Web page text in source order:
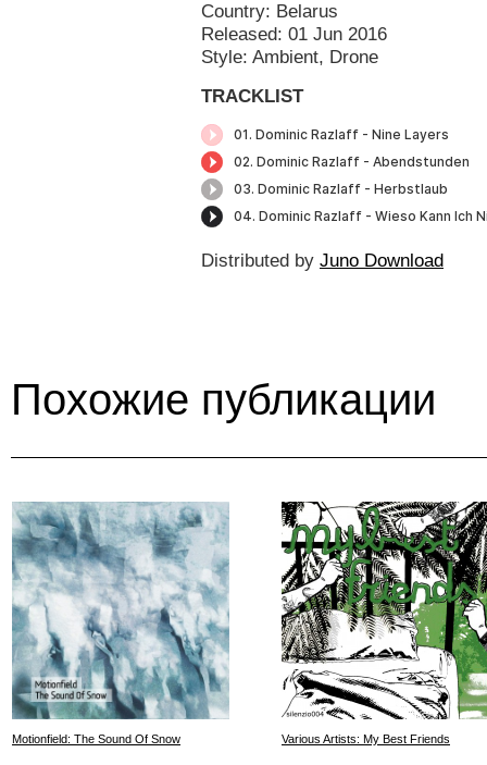
Country: Belarus
Released: 01 Jun 2016
Style: Ambient, Drone
TRACKLIST
Distributed by Juno Download
Похожие публикации
Motionfield: The Sound Of Snow Various Artists: My Best Friends